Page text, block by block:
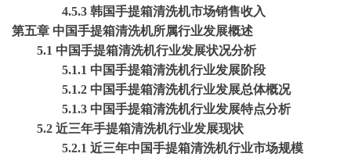
4.5.3 韩国手提箱清洗机市场销售收入
第五章 中国手提箱清洗机所属行业发展概述
5.1 中国手提箱清洗机行业发展状况分析
5.1.1 中国手提箱清洗机行业发展阶段
5.1.2 中国手提箱清洗机行业发展总体概况
5.1.3 中国手提箱清洗机行业发展特点分析
5.2 近三年手提箱清洗机行业发展现状
5.2.1 近三年中国手提箱清洗机行业市场规模